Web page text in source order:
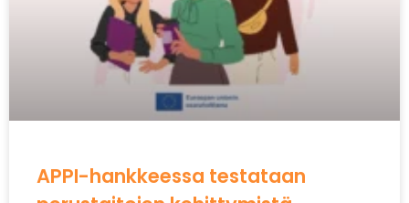
APPI-hankkeessa testataan